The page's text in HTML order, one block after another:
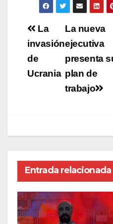
Navegación
de
entradas
La nueva
ejecutiva
presenta
plan de
trabajo
La
invasión
de
Ucrania
Entrada relacionada